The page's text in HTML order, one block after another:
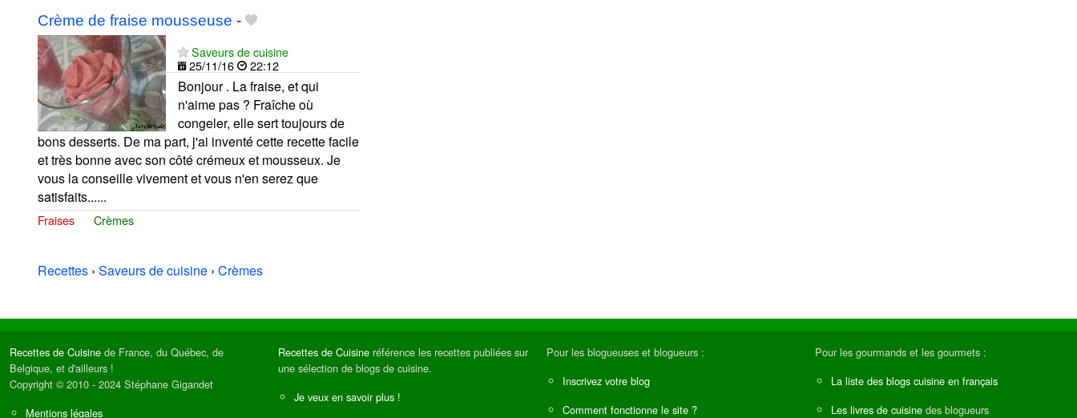
Crème de fraise mousseuse -
Saveurs de cuisine
25/11/16
22:12
Bonjour . La fraise, et qui
n'aime pas ? Fraîche où
congeler, elle sert toujours de
bons desserts. De ma part, j'ai inventé cette recette facile
et très bonne avec son côté crémeux et mousseux. Je
vous la conseille vivement et vous n'en serez que
satisfaits......
Fraises Crèmes
Recettes › Saveurs de cuisine › Crèmes
Recettes de Cuisine de France, du Québec, de
Belgique, et d'ailleurs !
Copyright © 2010 - 2024 Stéphane Gigandet
Mentions légales
Recettes de Cuisine référence les recettes publiées sur
une sélection de blogs de cuisine.
Je veux en savoir plus !
Pour les blogueuses et blogueurs :
Inscrivez votre blog
Comment fonctionne le site ?
Pour les gourmands et les gourmets :
La liste des blogs cuisine en français
Les livres de cuisine des blogueurs